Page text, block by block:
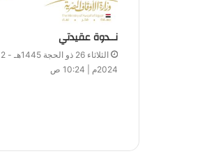
نــدوة عقيدتي
2024م | 10:24 ص